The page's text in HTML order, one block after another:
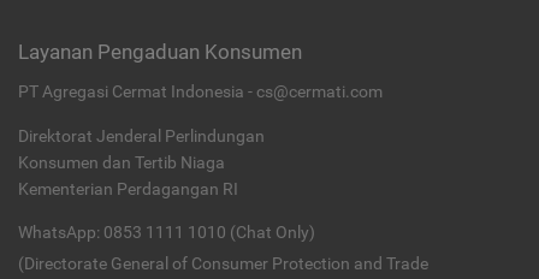
Layanan Pengaduan Konsumen
PT Agregasi Cermat Indonesia - cs@cermati.com
Direktorat Jenderal Perlindungan
Konsumen dan Tertib Niaga
Kementerian Perdagangan RI
WhatsApp: 0853 1111 1010 (Chat Only)
(Directorate General of Consumer Protection and Trade